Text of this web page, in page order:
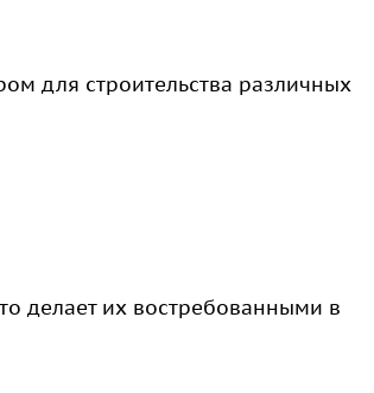
для строительства различных
делает их востребованными в